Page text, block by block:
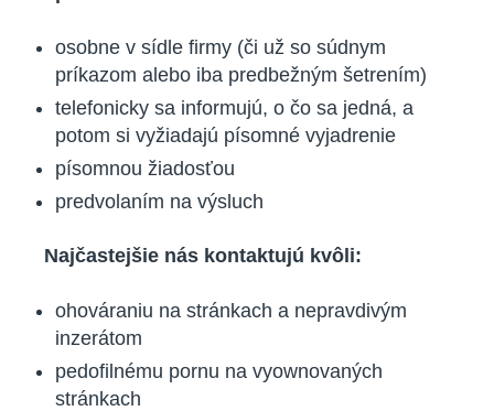
osobne v sídle firmy (či už so súdnym
príkazom alebo iba predbežným šetrením)
telefonicky sa informujú, o čo sa jedná, a
potom si vyžiadajú písomné vyjadrenie
písomnou žiadosťou
predvolaním na výsluch
Najčastejšie nás kontaktujú kvôli:
ohováraniu na stránkach a nepravdivým
inzerátom
pedofilnému pornu na vyownovaných
stránkach